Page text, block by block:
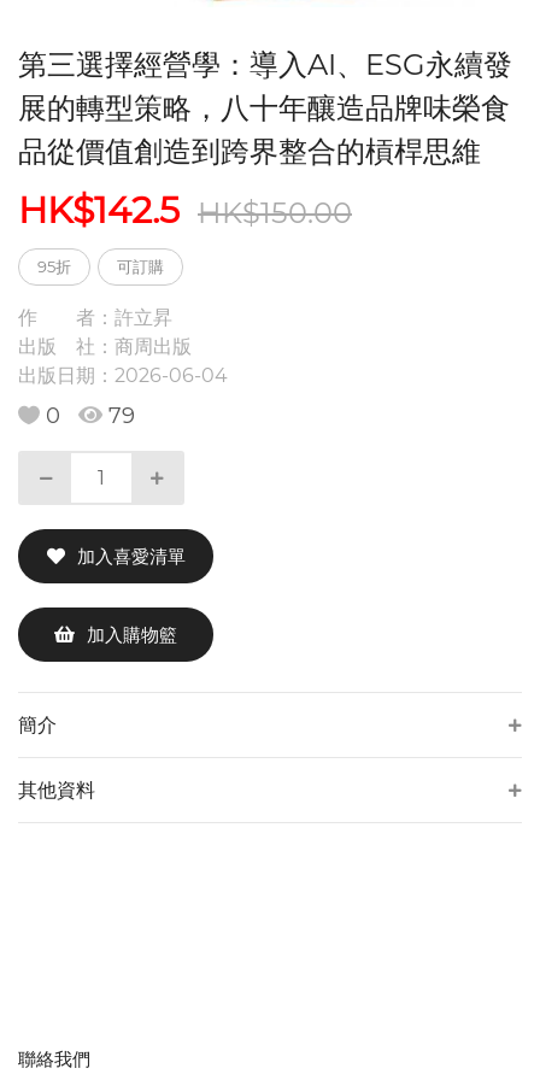
第三選擇經營學：導入AI、ESG永續發
展的轉型策略，八十年釀造品牌味榮食
品從價值創造到跨界整合的槓桿思維
HK$142.5 HK$150.00
95折 可訂購
作 者： 許立昇
出版 社： 商周出版
出版日期： 2026-06-04
0 79
加入喜愛清單
加入購物籃
簡介
其他資料
聯絡我們